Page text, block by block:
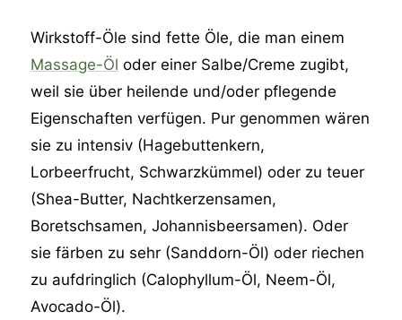
Wirkstoff-Öle sind fette Öle, die man einem
Massage-Öl oder einer Salbe/Creme zugibt,
weil sie über heilende und/oder pflegende
Eigenschaften verfügen. Pur genommen wären
sie zu intensiv (Hagebuttenkern,
Lorbeerfrucht, Schwarzkümmel) oder zu teuer
(Shea-Butter, Nachtkerzensamen,
Boretschsamen, Johannisbeersamen). Oder
sie färben zu sehr (Sanddorn-Öl) oder riechen
zu aufdringlich (Calophyllum-Öl, Neem-Öl,
Avocado-Öl).